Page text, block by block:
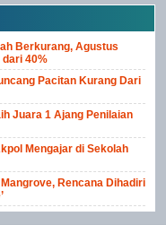
Berkurang, Agustus
40%
Pacitan Kurang Dari
Juara 1 Ajang Penilaian
Mengajar di Sekolah
Rencana Dihadiri